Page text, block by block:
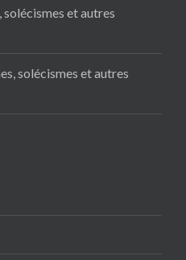
et autres
solécismes et autres